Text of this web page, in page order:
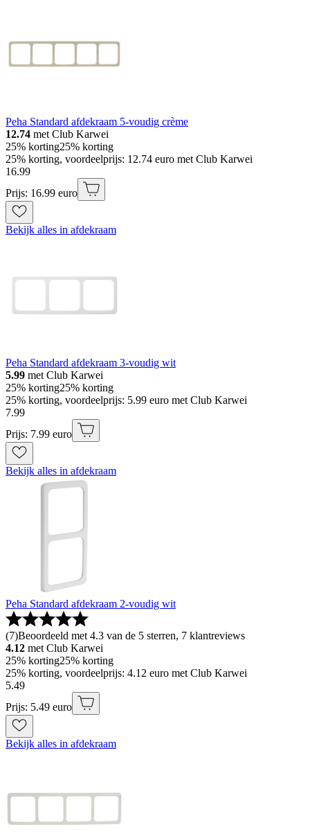
Peha Standard afdekraam 5-voudig crème
12.74 met Club Karwei
25% korting25% korting
25% korting, voordeelprijs: 12.74 euro met Club Karwei
16.99
Prijs: 16.99 euro
Bekijk alles in afdekraam
Peha Standard afdekraam 3-voudig wit
5.99 met Club Karwei
25% korting25% korting
25% korting, voordeelprijs: 5.99 euro met Club Karwei
7.99
Prijs: 7.99 euro
Bekijk alles in afdekraam
Peha Standard afdekraam 2-voudig wit
(7)Beoordeeld met 4.3 van de 5 sterren, 7 klantreviews
4.12 met Club Karwei
25% korting25% korting
25% korting, voordeelprijs: 4.12 euro met Club Karwei
5.49
Prijs: 5.49 euro
Bekijk alles in afdekraam